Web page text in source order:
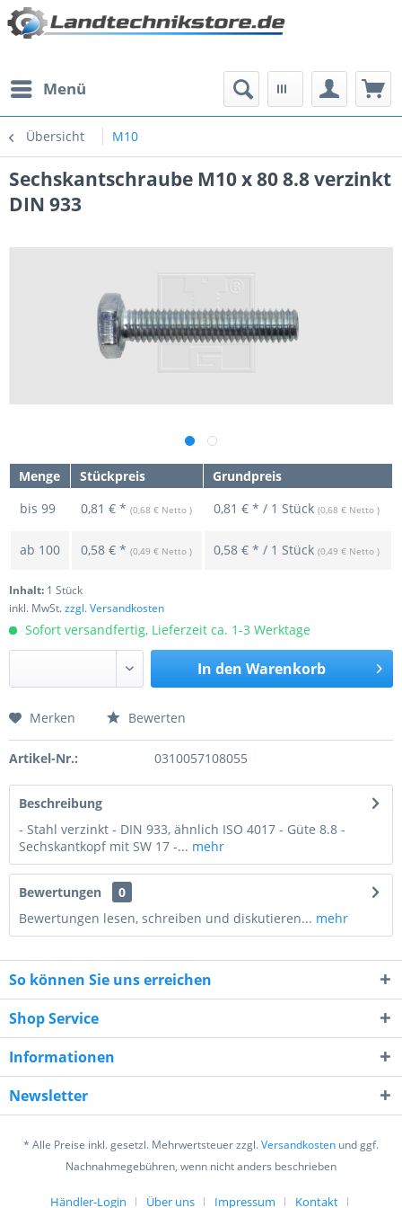
Menü
Übersicht M10
Sechskantschraube M10 x 80 8.8 verzinkt
DIN 933
Menge Stückpreis
Grundpreis
bis 99 0,81 € * (0,68 € Netto ) 0,81 € * / 1 Stück (0,68 € Netto )
ab 100 0,58 € * (0,49 € Netto ) 0,58 € * / 1 Stück (0,49 € Netto )
Inhalt: 1 Stück
inkl. MwSt.zzgl. Versandkosten
Sofort versandfertig, Lieferzeit ca. 1-3 Werktage
In den Warenkorb
Preis anfragen
5 - 4 = ?
Ich habe dieDatenschutzerklärunggelesen,
Merken Bewerten
Artikel-Nr.: 0310057108055
Beschreibung
- Stahl verzinkt - DIN 933, ähnlich ISO 4017 - Güte 8.8 -
Sechskantkopf mit SW 17 -... mehr
Bewertungen
0
Bewertungen lesen, schreiben und diskutieren... mehr
So können Sie uns erreichen
Shop Service
Informationen
Newsletter
* Alle Preise inkl. gesetzl. Mehrwertsteuer zzgl.Versandkosten und ggf.
Nachnahmegebühren, wenn nicht anders beschrieben
Händler-Login Über uns Impressum Kontakt